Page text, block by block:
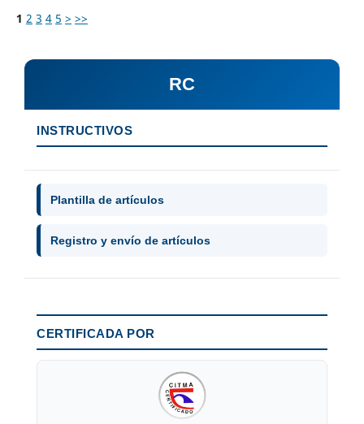
1 2 3 4 5 > >>
RC
INSTRUCTIVOS
Plantilla de artículos
Registro y envío de artículos
CERTIFICADA POR